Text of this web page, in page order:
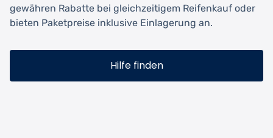
gewähren Rabatte bei gleichzeitigem Reifenkauf oder
bieten Paketpreise inklusive Einlagerung an.
Hilfe finden